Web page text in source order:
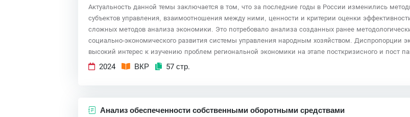
Актуальность данной темы заключается в том, что за последние годы в России изменились
субъектов управления, взаимоотношения между ними, ценности и критерии оценки
сложных методов анализа экономики. Это потребовало анализа созданных ранее
социально-экономического развития системы управления народным хозяйством. Диспропорции
высокий интерес к изучению проблем региональной экономики на этапе посткризисного и пост
2024 ВКР 57 стр.
Анализ обеспеченности собственными оборотными средствами